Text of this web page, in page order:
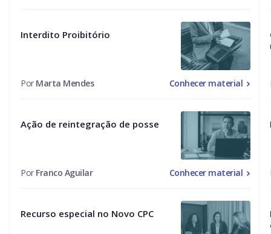
Interdito Proibitório
Por Marta Mendes Conhecer material
Ação de reintegração de posse
Por Franco Aguilar Conhecer material
Recurso especial no Novo CPC